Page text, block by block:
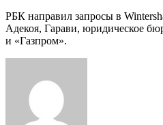
РБК направил запросы в
Адекоя, Гарави, юридическое
и «Газпром».